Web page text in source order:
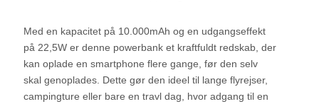
Med en kapacitet på 10.000mAh og en udgangseffekt
på 22,5W er denne powerbank et kraftfuldt redskab, der
kan oplade en smartphone flere gange, før den selv
skal genoplades. Dette gør den ideel til lange flyrejser,
campingture eller bare en travl dag, hvor adgang til en